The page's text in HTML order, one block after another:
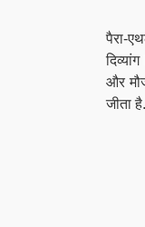
पैरा-
और
जीता है.